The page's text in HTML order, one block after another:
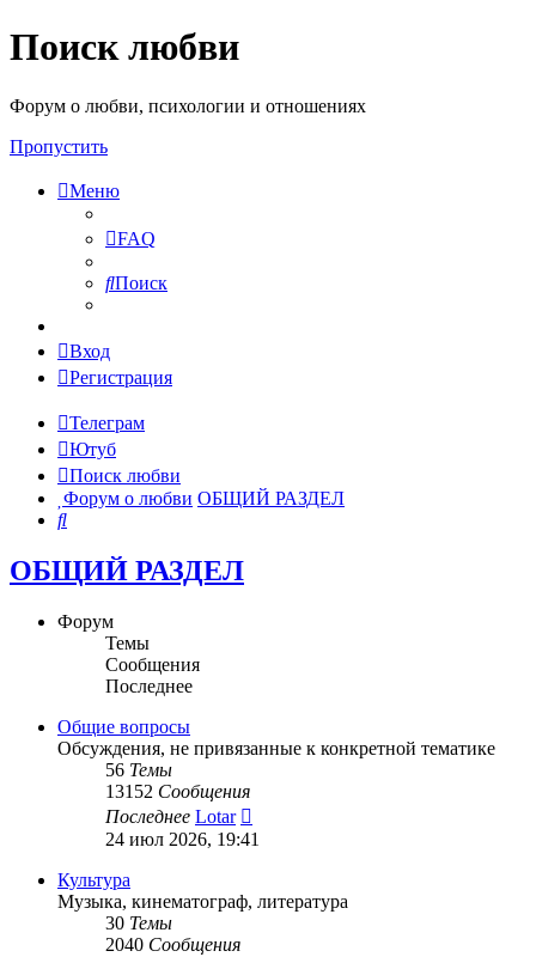
Поиск любви
Форум о любви, психологии и отношениях
Пропустить
Меню
FAQ
Поиск
Вход
Регистрация
Телеграм
Ютуб
Поиск любви
Форум о любви ОБЩИЙ РАЗДЕЛ
Поиск
ОБЩИЙ РАЗДЕЛ
Форум
Темы
Сообщения
Последнее
Общие вопросы
Обсуждения, не привязанные к конкретной тематике
56 Темы
13152 Сообщения
Последнее Lotar
к
24 июл 2026, 19:41
Культура
Музыка, кинематограф, литература
30 Темы
2040 Сообщения